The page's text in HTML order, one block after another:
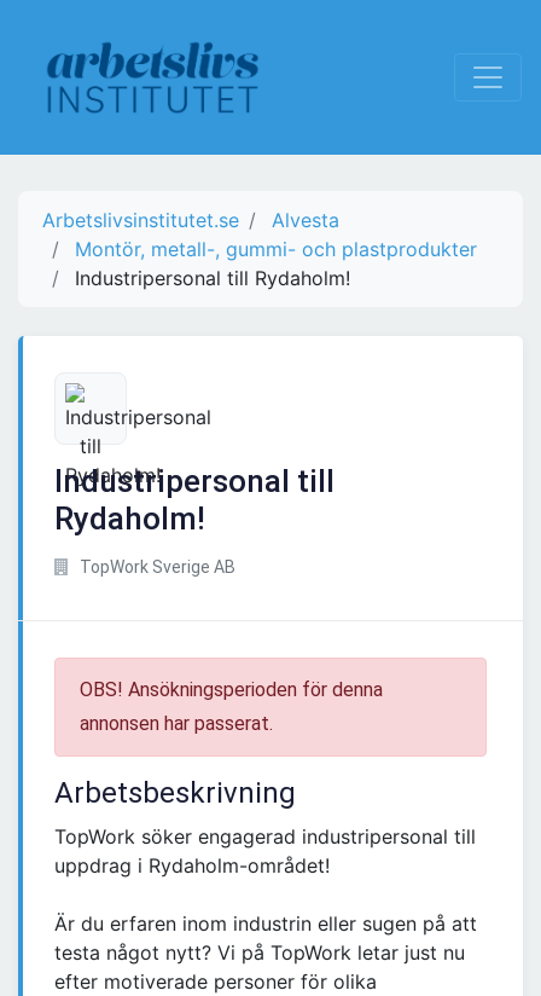
Arbetslivsinstitutet.se
Alvesta
Montör, metall-, gummi- och plastprodukter
Industripersonal till Rydaholm!
Industripersonal till
Rydaholm!
TopWork Sverige AB
OBS! Ansökningsperioden för denna
annonsen har passerat.
Arbetsbeskrivning
TopWork söker engagerad industripersonal till
uppdrag i Rydaholm-området!
Är du erfaren inom industrin eller sugen på att
testa något nytt? Vi på TopWork letar just nu
efter motiverade personer för olika